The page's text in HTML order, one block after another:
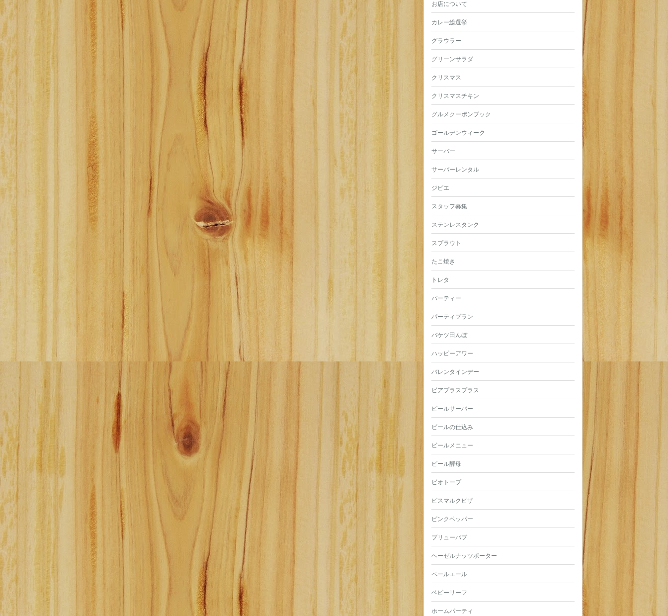
お店について
カレー総選挙
グラウラー
グリーンサラダ
クリスマス
クリスマスチキン
グルメクーポンブック
ゴールデンウィーク
サーバー
サーバーレンタル
ジビエ
スタッフ募集
ステンレスタンク
スプラウト
たこ焼き
トレタ
パーティー
パーティプラン
バケツ田んぼ
ハッピーアワー
バレンタインデー
ビアプラスプラス
ビールサーバー
ビールの仕込み
ビールメニュー
ビール酵母
ビオトープ
ビスマルクピザ
ピンクペッパー
ブリューパブ
ヘーゼルナッツポーター
ペールエール
ベビーリーフ
ホームパーティ